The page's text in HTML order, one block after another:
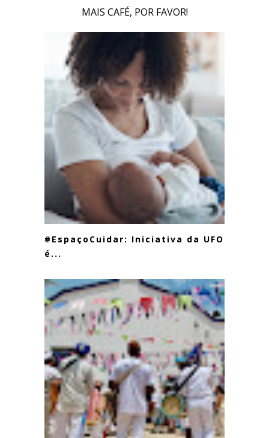
MAIS CAFÉ, POR FAVOR!
#EspaçoCuidar: Iniciativa da UFOP
é...